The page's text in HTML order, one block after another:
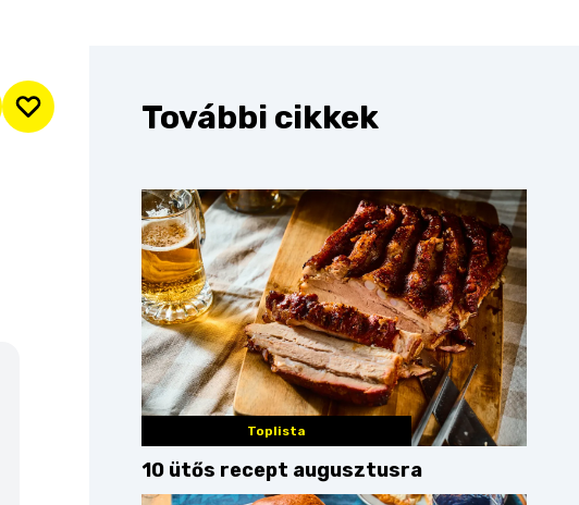
További cikkek
Toplista
10 ütős recept augusztusra